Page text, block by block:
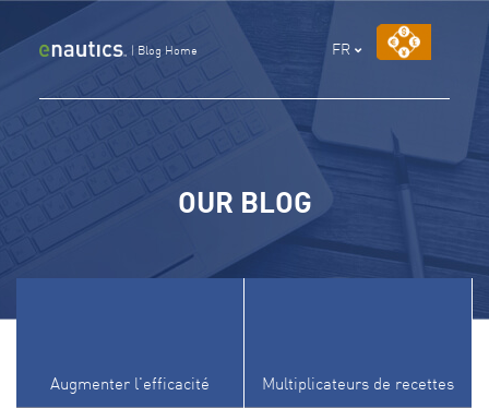
au
| Blog Home FR
OUR BLOG
Augmenter l'efficacité Multiplicateurs de recettes